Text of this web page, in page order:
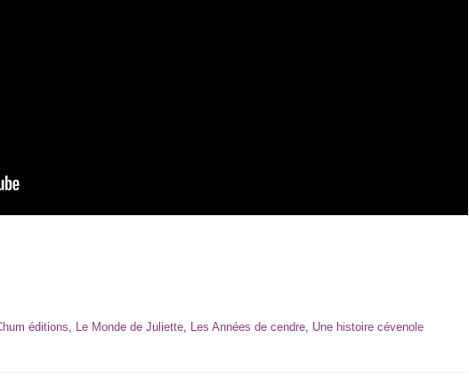
éditions Le Monde de Juliette Les Années de cendre Une histoire cévenole